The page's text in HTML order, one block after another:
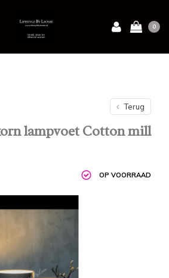
0
Terug
lampvoet Cotton mill
OP VOORRAAD